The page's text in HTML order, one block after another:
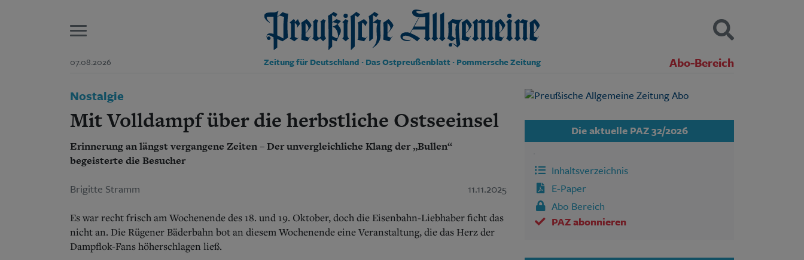
07.08.2026 Preußische Allgemeine Zeitung
Zeitung für Deutschland · Das Ostpreußenblatt · Pommersche Zeitung Abo-Bereich
Start
Wer wir sind
Aktuelle Ausgabe
Abonnent werden
Abo Prämien
Mediadaten
Wirtschaft
Gesellschaft
Berlin-Brandenburg
Schlesien
Danzig und Westpreußen
Kontakt
Datenschutz
Suchen und finden
SUCHEN
Nostalgie
Mit Volldampf über die herbstliche Ostseeinsel
Erinnerung an längst vergangene Zeiten – Der unvergleichliche Klang der „Bullen“
begeisterte die Besucher
Brigitte Stramm 11.11.2025
Es war recht frisch am Wochenende des 18. und 19. Oktober, doch die Eisenbahn-Liebhaber ficht das
nicht an. Die Rügener Bäderbahn bot an diesem Wochenende eine Veranstaltung, die das Herz der
Dampflok-Fans höherschlagen ließ.
Die aktuelle PAZ 32/2026
Inhaltsverzeichnis
E-Paper
Abo Bereich
PAZ abonnieren